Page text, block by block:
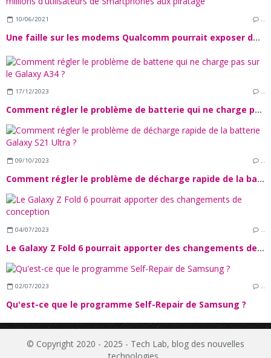
10/06/2021 …
Une faille sur les modems Qualcomm pourrait exposer des millions d'utilisateurs de Smartphones aux piratage
17/12/2023 …
Comment régler le problème de batterie qui ne charge pas sur le Galaxy A34 ?
09/10/2023 …
Comment régler le problème de décharge rapide de la batterie Galaxy S21 Ultra ?
04/07/2023
Le Galaxy Z Fold 6 pourrait apporter des changements de conception
02/07/2023 …
Qu'est-ce que le programme Self-Repair de Samsung ?
© Copyright 2020 - 2025 - Tech Lab, blog des nouvelles